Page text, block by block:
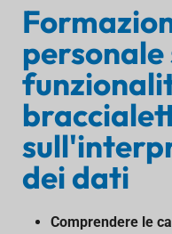
personale
dei dati
Comprendere le